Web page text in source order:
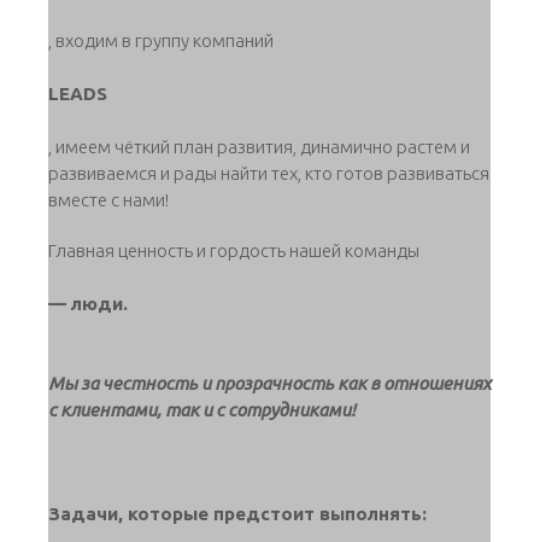
, входим в группу компаний
LEADS
, имеем чёткий план развития, динамично растем и
развиваемся и рады найти тех, кто готов развиваться
вместе с нами!
Главная ценность и гордость нашей команды
— люди.
Мы за честность и прозрачность как в отношениях
с клиентами, так и с сотрудниками!
Задачи, которые предстоит выполнять: